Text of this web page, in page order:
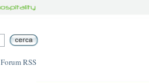
Forum RSS